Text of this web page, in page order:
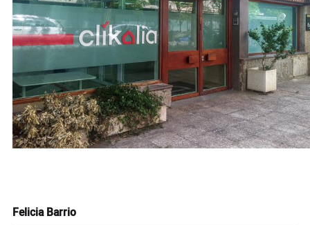
Felicia Barrio